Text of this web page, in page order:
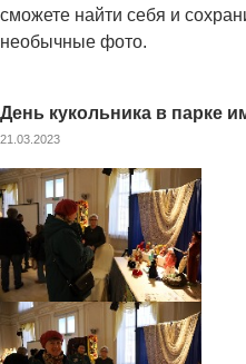
сможете найти себя и
необычные фото.
День кукольника в парке
21.03.2023